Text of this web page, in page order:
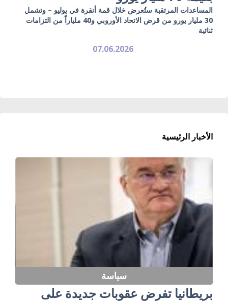
المساعدات المرتقبة ستُعرض خلال قمة أنقرة في يوليو – وتشمل
30 مليار يورو من قرض الاتحاد الأوروبي و40 ملياراً من التزامات
ثنائية
07.06.2026
الأخبار الرئيسية
سياسة
بريطانيا تفرض عقوبات جديدة على